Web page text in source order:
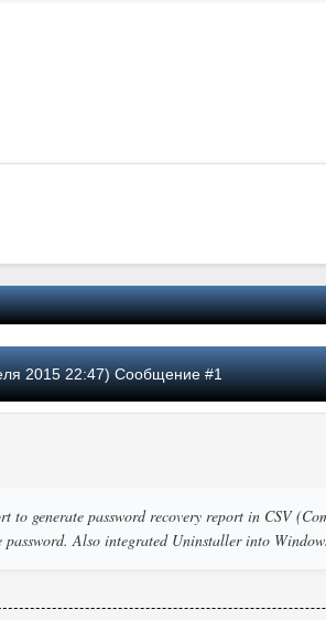
2015 22:47) Сообщение #1
to generate password recovery report in CSV
Also integrated Uninstaller into